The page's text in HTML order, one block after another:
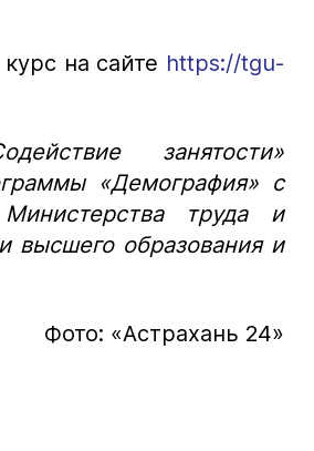
на сайте https://tgu-
занятости»
«Демография» с
труда и
высшего образования и
Фото: «Астрахань 24»